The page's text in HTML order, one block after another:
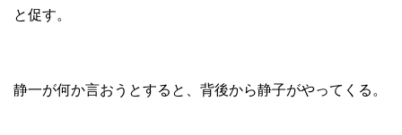
と促す。
静一が何か言おうとすると、背後から静子がやってくる。